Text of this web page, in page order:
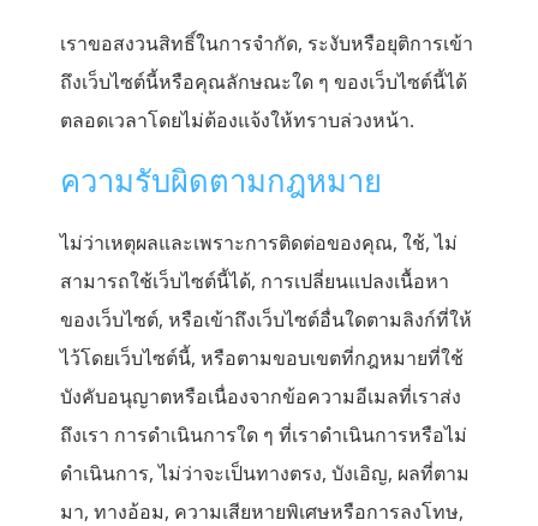
เราขอสงวนสิทธิ์ในการจำกัด, ระงับหรือยุติการเข้า
ถึงเว็บไซต์นี้หรือคุณลักษณะใด ๆ ของเว็บไซต์นี้ได้
ตลอดเวลาโดยไม่ต้องแจ้งให้ทราบล่วงหน้า.
ความรับผิดตามกฎหมาย
ไม่ว่าเหตุผลและเพราะการติดต่อของคุณ, ใช้, ไม่
สามารถใช้เว็บไซต์นี้ได้, การเปลี่ยนแปลงเนื้อหา
ของเว็บไซต์, หรือเข้าถึงเว็บไซต์อื่นใดตามลิงก์ที่ให้
ไว้โดยเว็บไซต์นี้, หรือตามขอบเขตที่กฎหมายที่ใช้
บังคับอนุญาตหรือเนื่องจากข้อความอีเมลที่เราส่ง
ถึงเรา การดำเนินการใด ๆ ที่เราดำเนินการหรือไม่
ดำเนินการ, ไม่ว่าจะเป็นทางตรง, บังเอิญ, ผลที่ตาม
มา, ทางอ้อม, ความเสียหายพิเศษหรือการลงโทษ,